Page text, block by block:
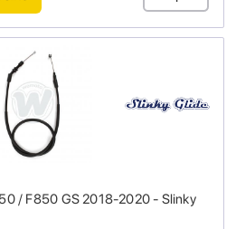
/ F850 GS 2018-2020 - Slinky